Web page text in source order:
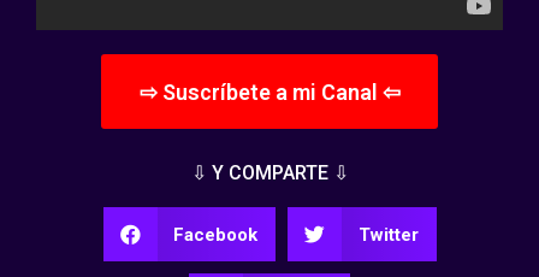
⇨ Suscríbete a mi Canal ⇦
⇩ Y COMPARTE ⇩
Facebook Twitter